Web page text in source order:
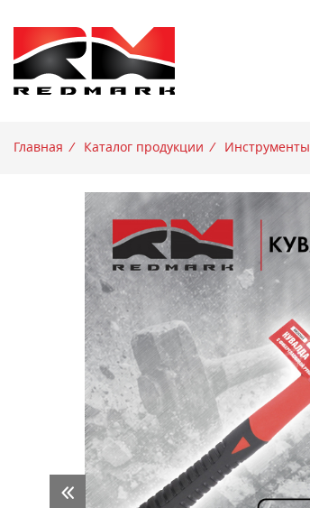
Главная / Каталог продукции / Инструменты